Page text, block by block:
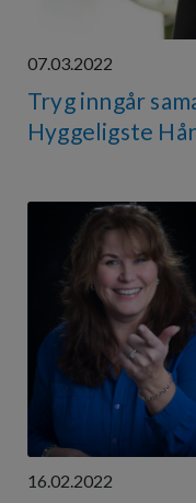
07.03.2022
Tryg inngår
Hyggeligste
16.02.2022